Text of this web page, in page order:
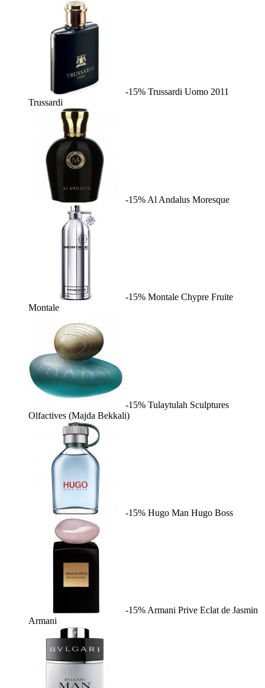
-15% Trussardi Uomo 2011
Trussardi
-15% Al Andalus Moresque
-15% Montale Chypre Fruite
Montale
-15% Tulaytulah Sculptures
Olfactives (Majda Bekkali)
-15% Hugo Man Hugo Boss
-15% Armani Prive Eclat de Jasmin
Armani